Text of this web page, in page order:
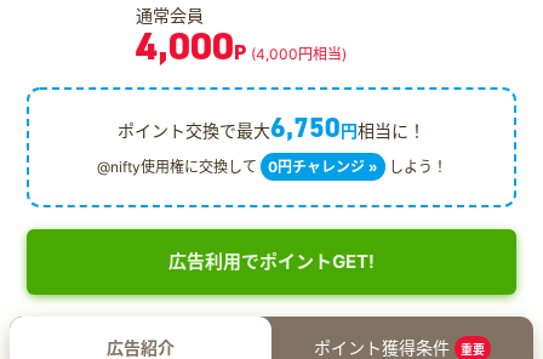
通常会員
4,000P (4,000円相当)
ポイント交換で最大6,750円相当に！
@nifty使用権に交換して 0円チャレンジ » しよう！
広告利用でポイントGET!
広告紹介 ポイント獲得条件 重要